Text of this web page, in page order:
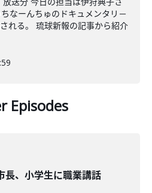
なーんちゅのドキュメンタリ－
れる。 琉球新報の記事から紹介
Episodes
長、小学生に職業講話